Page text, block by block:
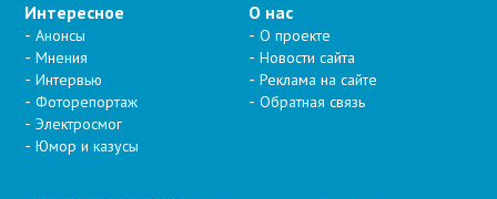
Интересное
Анонсы
Мнения
Интервью
Фоторепортаж
Электросмог
Юмор и казусы
О нас
О проекте
Новости сайта
Реклама на сайте
Обратная связь